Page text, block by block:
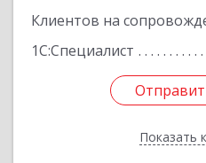
Клиентов на
1С:Специалист
Показать